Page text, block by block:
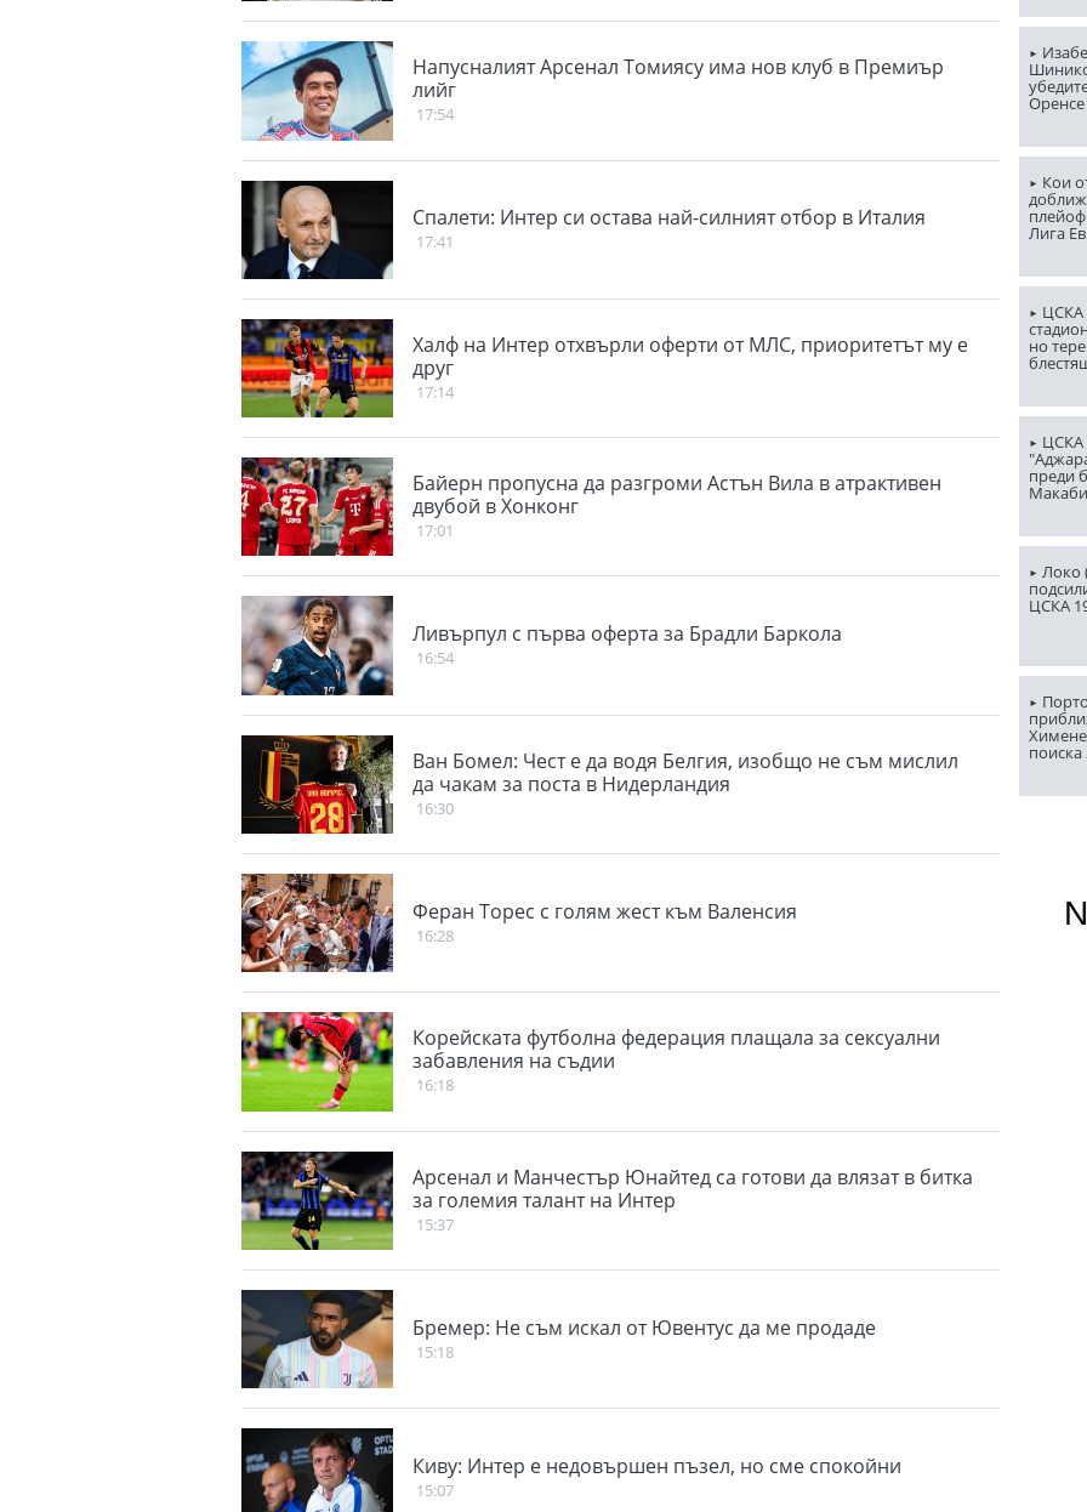
Напусналият Арсенал Томиясу има нов клуб в Премиър
лийг
17:54
Спалети: Интер си остава най-силният отбор в Италия
17:41
Халф на Интер отхвърли оферти от МЛС, приоритетът му е
друг
17:14
Байерн пропусна да разгроми Астън Вила в атрактивен
двубой в Хонконг
17:01
Ливърпул с първа оферта за Брадли Баркола
16:54
Ван Бомел: Чест е да водя Белгия, изобщо не съм мислил
да чакам за поста в Нидерландия
16:30
Феран Торес с голям жест към Валенсия
16:28
Корейската футболна федерация плащала за сексуални
забавления на съдии
16:18
Арсенал и Манчестър Юнайтед са готови да влязат в битка
за големия талант на Интер
15:37
Бремер: Не съм искал от Ювентус да ме продаде
15:18
Киву: Интер е недовършен пъзел, но сме спокойни
15:07
Оренсе
Кои
Лига
ЦСКА
но
ЦСКА
преди
Локо
ЦСКА